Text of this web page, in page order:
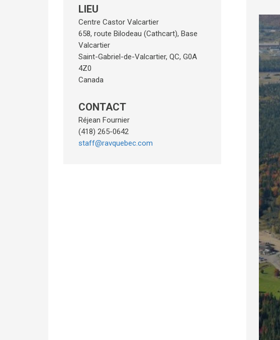
LIEU
Centre Castor Valcartier
658, route Bilodeau (Cathcart), Base
Valcartier
Saint-Gabriel-de-Valcartier, QC, G0A
4Z0
Canada
CONTACT
Réjean Fournier
(418) 265-0642
staff@ravquebec.com